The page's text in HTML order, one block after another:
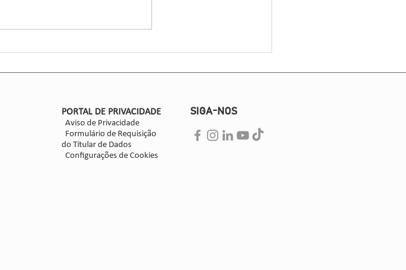
formada por 30 associadas, liderou
PORTAL DE PRIVACIDADE
Aviso de Privacidade
Formulário de Requisição
do Titular de Dados
Configurações de Cookies
SIGA-NOS